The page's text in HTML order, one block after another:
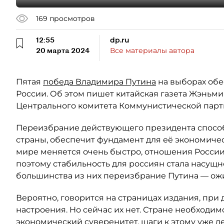
169 просмотров
12:55
20 марта 2024
dp.ru
Все материалы автора
Пятая победа Владимира Путина на выборах
России. Об этом пишет китайская газета
Центрального комитета Коммунистической
Переизбрание действующего президента
страны, обеспечит фундамент для её
мире меняется очень быстро, отношения
поэтому стабильность для россиян стала
большинства из них переизбрание Путина —
Вероятно, говорится на страницах издания,
настроения. Но сейчас их нет. Стране
экономический суверенитет, шаги к этому уже